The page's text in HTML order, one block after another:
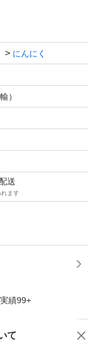
にんにく
）
送
れます
績99+
て
商品への質問